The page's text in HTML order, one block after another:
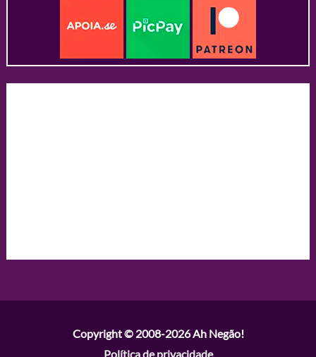
Copyright © 2008-2026Ah Negão!
Política de privacidade